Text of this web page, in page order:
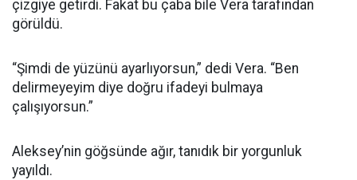
çizgiye getirdi. Fakat bu çaba bile Vera tarafından
görüldü.
“Şimdi de yüzünü ayarlıyorsun,” dedi Vera. “Ben
delirmeyeyim diye doğru ifadeyi bulmaya
çalışıyorsun.”
Aleksey’nin göğsünde ağır, tanıdık bir yorgunluk
yayıldı.